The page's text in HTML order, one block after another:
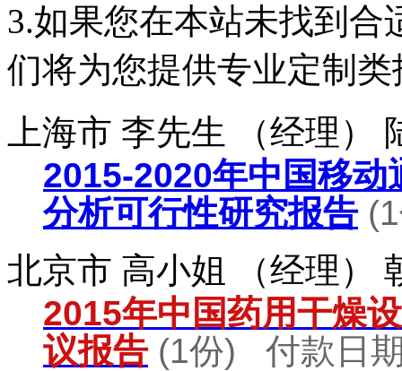
3.如果您在本站未找到
们将为您提供专业定制类
上海市 李先生 （经理）
2015-2020年中国移
分析可行性研究报告(1
北京市 高小姐 （经理）
2015年中国药用干燥
议报告 (1份) 付款日